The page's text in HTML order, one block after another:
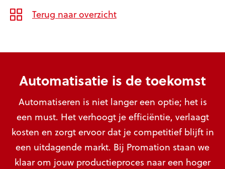
Terug naar overzicht
Automatisatie is de toekomst
Automatiseren is niet langer een optie; het is
een must. Het verhoogt je efficiëntie, verlaagt
kosten en zorgt ervoor dat je competitief blijft in
een uitdagende markt. Bij Promation staan we
klaar om jouw productieproces naar een hoger